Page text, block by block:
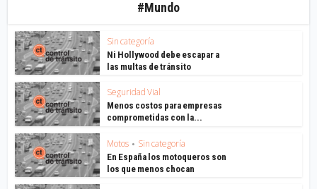
#Mundo
Sin categoría
Ni Hollywood debe escapar a
las multas de tránsito
Seguridad Vial
Menos costos para empresas
comprometidas con la...
Motos • Sin categoría
En España los motoqueros son
los que menos chocan